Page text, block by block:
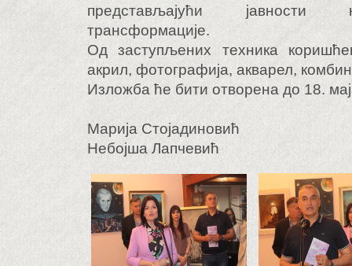
представљајући јавности
трансформације.
Од заступљених техника
акрил, фотографија, акварел,
Изложба ће бити отворена до 18.
Марија Стојадиновић
Небојша Лапчевић